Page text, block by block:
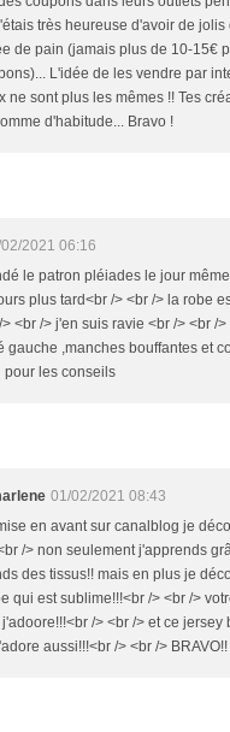
très heureuse d'avoir de
de pain (jamais plus de 10-15€
L'idée de les vendre par
ne sont plus les mêmes !! Tes
d'habitude... Bravo !
2021 06:16
le patron pléiades le jour
plus tard<br /> <br /> la robe
<br /> j'en suis ravie <br /> <br /
gauche ,manches bouffantes et
pour les conseils
01/02/2021 08:43
en avant sur canalblog je
/> non seulement j'apprends
des tissus!! mais en plus je
qui est sublime!!!<br /> <br />
/> <br /> et ce jersey
aussi!!!<br /> <br /> BRAVO!!